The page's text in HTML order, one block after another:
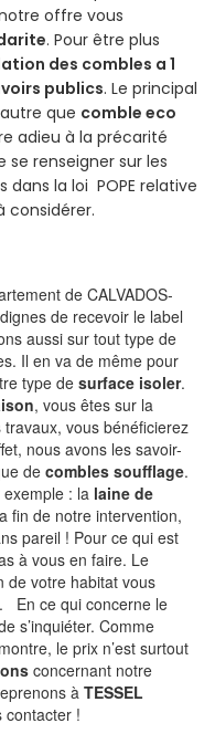
offre vous
. Pour être plus
des combles a 1
publics. Le principal
que comble eco
adieu à la précarité
renseigner sur les
dans la loi POPE relative
considérer.
de CALVADOS-
de recevoir le label
aussi sur tout type de
Il en va de même pour
type de surface isoler.
, vous êtes sur la
vous bénéficierez
nous avons les savoir-
de combles soufflage.
: la laine de
fin de notre intervention,
pareil ! Pour ce qui est
à vous en faire. Le
de votre habitat vous
. En ce qui concerne le
s’inquiéter. Comme
le prix n’est surtout
concernant notre
à TESSEL
contacter !